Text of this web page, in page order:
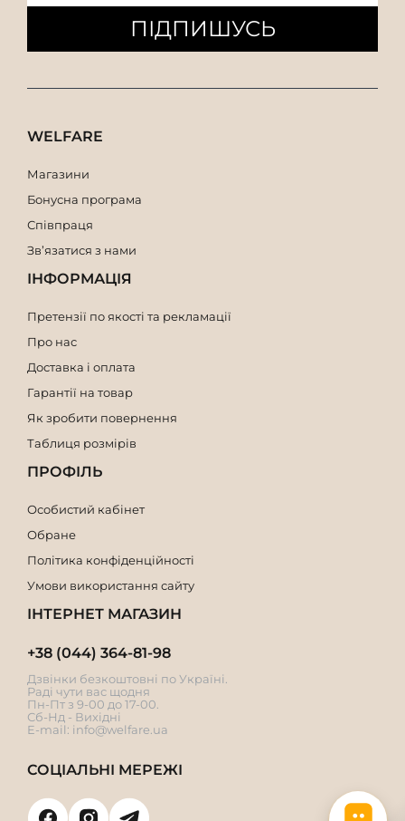
Чоловічі сумки висотою 14 см
Чоловічі сумки висотою 13 см
ПІДПИШУСЬ
WELFARE
Магазини
Бонусна програма
Співпраця
Зв’язатися з нами
ІНФОРМАЦІЯ
Претензії по якості та рекламації
Про нас
Доставка і оплата
Гарантії на товар
Як зробити повернення
Таблиця розмірів
ПРОФІЛЬ
Особистий кабінет
Обране
Політика конфіденційності
Умови використання сайту
ІНТЕРНЕТ МАГАЗИН
+38 (044) 364-81-98
Дзвінки безкоштовні по Україні.
Раді чути вас щодня
Пн-Пт з 9-00 до 17-00.
Сб-Нд - Вихідні
E-mail: info@welfare.ua
СОЦІАЛЬНІ МЕРЕЖІ